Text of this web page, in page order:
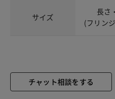
サイズ
長さ
(フリン
チャット相談をする